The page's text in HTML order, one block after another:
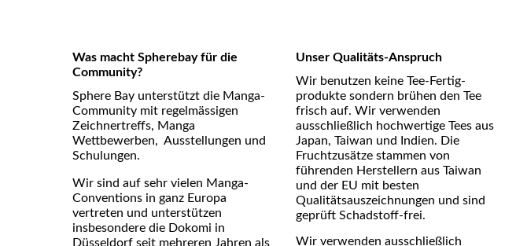
Was macht Spherebay für die
Community?
Sphere Bay unterstützt die Manga-
Community mit regelmässigen
Zeichnertreffs, Manga
Wettbewerben, Ausstellungen und
Schulungen.
Wir sind auf sehr vielen Manga-
Conventions in ganz Europa
vertreten und unterstützen
insbesondere die Dokomi in
Düsseldorf seit mehreren Jahren als
Unser Qualitäts-Anspruch
Wir benutzen keine Tee-Fertig­
produkte sondern brühen den Tee
frisch auf. Wir verwenden
ausschließlich hochwertige Tees aus
Japan, Taiwan und Indien. Die
Frucht­zusätze stammen von
führenden Herstellern aus Taiwan
und der EU mit besten
Qualitätsauszeichnungen und sind
geprüft Schadstoff-frei.
Wir verwenden ausschließlich